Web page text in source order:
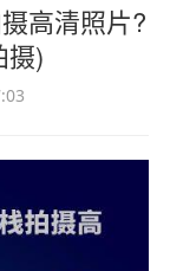
高清照片?
摄)